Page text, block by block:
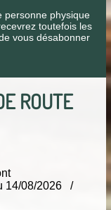
personne physique
toutefois les
vous désabonner
ROUTE
14/08/2026 /